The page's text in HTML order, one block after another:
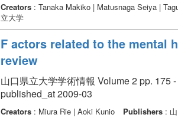
Creators: Tanaka Makiko | Matusnaga Seiya |
立大学
F actors related to the mental
review
山口県立大学学術情報 Volume 2 pp. 175
published_at 2009-03
Creators: Miura Rie | Aoki Kunio Publishers: 山